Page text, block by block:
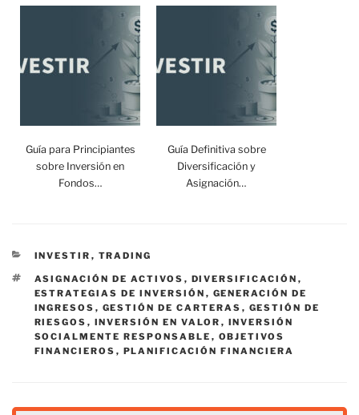
Guía para Principiantes
sobre Inversión en
Fondos…
Guía Definitiva sobre
Diversificación y
Asignación…
CATEGORÍAS
INVESTIR , TRADING
ETIQUETAS
ASIGNACIÓN DE ACTIVOS , DIVERSIFICACIÓN ,
ESTRATEGIAS DE INVERSIÓN , GENERACIÓN DE
INGRESOS , GESTIÓN DE CARTERAS , GESTIÓN DE
RIESGOS , INVERSIÓN EN VALOR , INVERSIÓN
SOCIALMENTE RESPONSABLE , OBJETIVOS
FINANCIEROS , PLANIFICACIÓN FINANCIERA